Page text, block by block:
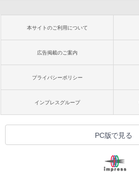
本サイトのご利用について
広告掲載のご案内
プライバシーポリシー
インプレスグループ
PC版で見る